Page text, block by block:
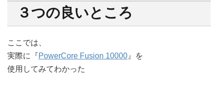
３つの良いところ
ここでは、
実際に『PowerCore Fusion 10000』を
使用してみてわかった